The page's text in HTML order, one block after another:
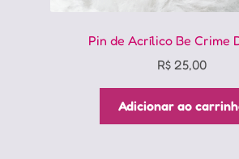
Pin de Acrílico Be Crime
R$25,00
Adicionar ao